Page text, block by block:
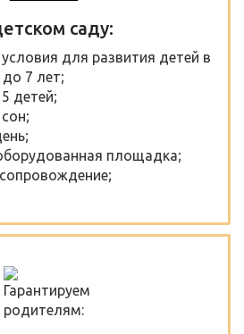
саду:
для развития детей в
до 7 лет;
детей;
площадка;